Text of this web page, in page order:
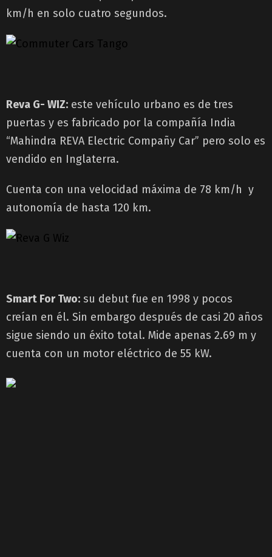
km/h en solo cuatro segundos.
Reva G- WIZ: este vehículo urbano es de tres
puertas y es fabricado por la compañía India
“Mahindra REVA Electric Compañy Car” pero solo es
vendido en Inglaterra.
Cuenta con una velocidad máxima de 78 km/h y
autonomía de hasta 120 km.
Smart For Two: su debut fue en 1998 y pocos
creían en él. Sin embargo después de casi 20 años
sigue siendo un éxito total. Mide apenas 2.69 m y
cuenta con un motor eléctrico de 55 kW.